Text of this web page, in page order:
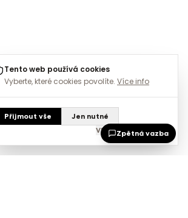
Tento web používá cookies
Vyberte, které cookies povolíte. Více info
Přijmout vše
Jen nutné
Vlastní nastavení
Zpětná vazba